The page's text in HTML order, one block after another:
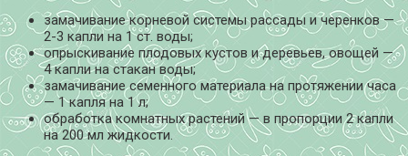
замачивание корневой системы рассады и черенков —
2-3 капли на 1 ст. воды;
опрыскивание плодовых кустов и деревьев, овощей —
4 капли на стакан воды;
замачивание семенного материала на протяжении часа
— 1 капля на 1 л;
обработка комнатных растений — в пропорции 2 капли
на 200 мл жидкости.